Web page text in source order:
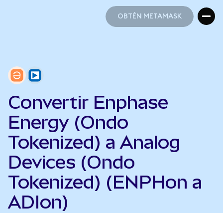
OBTÉN METAMASK
Convertir Enphase
Energy (Ondo
Tokenized) a Analog
Devices (Ondo
Tokenized) (ENPHon a
ADIon)